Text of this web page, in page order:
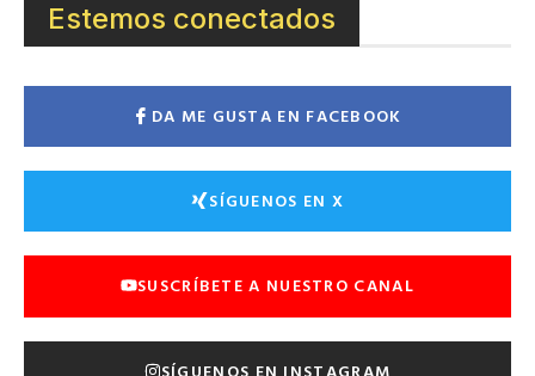
Estemos conectados
DA ME GUSTA EN FACEBOOK
SÍGUENOS EN X
SUSCRÍBETE A NUESTRO CANAL
SÍGUENOS EN INSTAGRAM